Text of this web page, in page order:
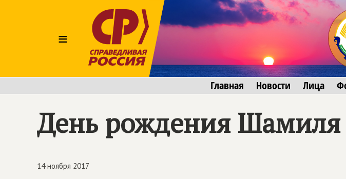
≡
Главная Новости Лица
День рождения
14 ноября 2017